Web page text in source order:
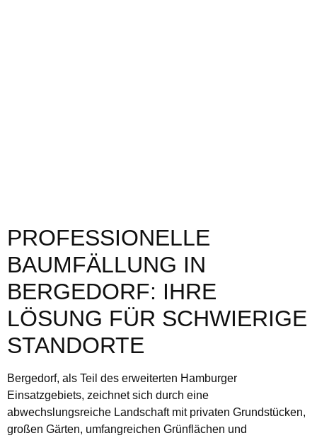
PROFESSIONELLE
BAUMFÄLLUNG IN
BERGEDORF: IHRE
LÖSUNG FÜR SCHWIERIGE
STANDORTE
Bergedorf, als Teil des erweiterten Hamburger
Einsatzgebiets, zeichnet sich durch eine
abwechslungsreiche Landschaft mit privaten Grundstücken,
großen Gärten, umfangreichen Grünflächen und